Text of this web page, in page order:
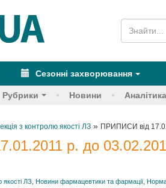
Сезонні захворювання
Рубрики Новини Аналітика
з контролю якості ЛЗ » ПРИПИСИ від
р. до
якості ЛЗ Новини фармацевтики та фармації